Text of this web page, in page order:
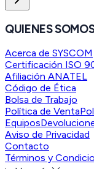
QUIENES
Acerca de SYSCOM
Certificación ISO
Afiliación ANATEL
Código de Ética
Bolsa de Trabajo
Política de Venta
Equipos
Aviso de Privacidad
Contacto
Términos y